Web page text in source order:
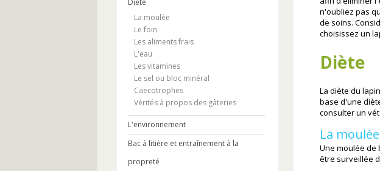
Diète
La moulée
Le foin
Les aliments frais
L'eau
Les vitamines
Le sel ou bloc minéral
Caecotrophes
Vérités à propos des gâteries
L'environnement
Bac à litière et entraînement à la
propreté
n'oubliez pas
de soins.
choisissez un
Diète
La diète du
base d'une
consulter un
La moulée
Une moulée
être surveillée